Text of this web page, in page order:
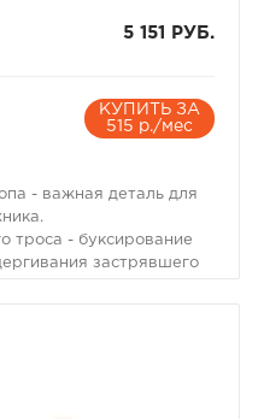
5 151 РУБ.
КУПИТЬ ЗА
515 р./мес
- важная деталь для
троса - буксирование
застрявшего